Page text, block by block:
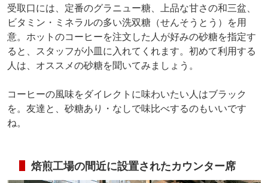
受取口には、定番のグラニュー糖、上品な甘さの和三盆、
ビタミン・ミネラルの多い洗双糖（せんそうとう）を用
意。ホットのコーヒーを注文した人が好みの砂糖を指定す
ると、スタッフが小皿に入れてくれます。初めて利用する
人は、オススメの砂糖を聞いてみましょう。
コーヒーの風味をダイレクトに味わいたい人はブラック
を。友達と、砂糖あり・なしで味比べするのもいいです
ね。
焙煎工場の間近に設置されたカウンター席